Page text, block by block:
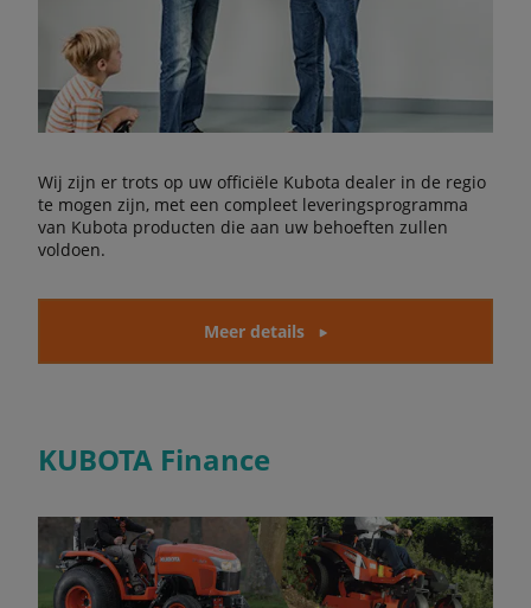
Wij zijn er trots op uw officiële Kubota dealer in de regio
te mogen zijn, met een compleet leveringsprogramma
van Kubota producten die aan uw behoeften zullen
voldoen.
Meer details
KUBOTA Finance